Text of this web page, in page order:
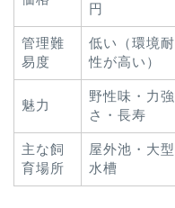
円
管理難
易度
低い（環境耐
性が高い）
魅力
野性味・力強
さ・長寿
主な飼
育場所
屋外池・大型
水槽